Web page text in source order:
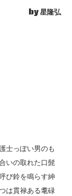
by 星隆弘
士っぽい男のも
いの取れた口髭
び鈴を鳴らす紳
は貫禄ある耄碌